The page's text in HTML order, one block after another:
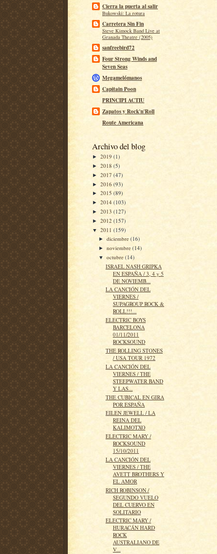
Cierra la puerta al salir
Bukowski: La rotura
Carretera Sin Fin
Steve Kimock Band Live at
Granada Theatre (2005)
sanfreebird72
Four Strong Winds and
Seven Seas
Megamelómanos
Capitain Poon
PRINCIPI ACTIU
Zapatos y Rock'n'Roll
Route Americana
Archivo del blog
► 2019 (1)
► 2018 (5)
► 2017 (47)
► 2016 (93)
► 2015 (89)
► 2014 (103)
► 2013 (127)
► 2012 (157)
▼ 2011 (159)
►diciembre(16)
►noviembre(14)
▼octubre(14)
ISRAEL NASH GRIPKA
EN ESPAÑA / 3, 4 y 5
DE NOVIEMB...
LA CANCIÓN DEL
VIERNES /
SUPAGROUP ROCK &
ROLL!!!...
ELECTRIC BOYS
BARCELONA
01/11/2011
ROCKSOUND
THE ROLLING STONES
/ USA TOUR 1972
LA CANCIÓN DEL
VIERNES / THE
STEEPWATER BAND
Y LAS...
THE CUBICAL EN GIRA
POR ESPAÑA
EILEN JEWELL / LA
REINA DEL
KALIMOTXO
ELECTRIC MARY /
ROCKSOUND
15/10/2011
LA CANCIÓN DEL
VIERNES / THE
AVETT BROTHERS Y
EL AMOR
RICH ROBINSON /
SEGUNDO VUELO
DEL CUERVO EN
SOLITARIO
ELECTRIC MARY /
HURACÁN HARD
ROCK
AUSTRALIANO DE
V...